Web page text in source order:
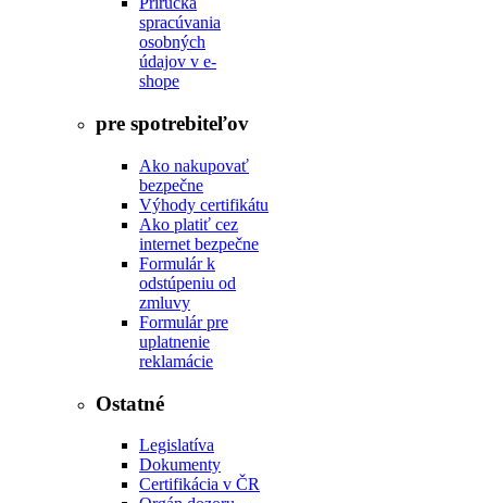
spracúvania
osobných
údajov v e-
shope
pre spotrebiteľov
Ako nakupovať
bezpečne
Výhody certifikátu
Ako platiť cez
internet bezpečne
Formulár k
odstúpeniu od
zmluvy
Formulár pre
uplatnenie
reklamácie
Ostatné
Legislatíva
Dokumenty
Certifikácia v ČR